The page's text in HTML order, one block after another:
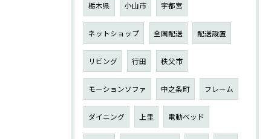
栃木県 小山市 宇都宮
ネットショップ 全国配送 配送設置
リビング 行田 秩父市
モーションソファ 中之条町 フレーム
ダイニング 上里 電動ベッド